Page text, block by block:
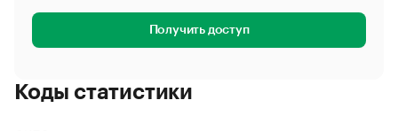
Получить доступ
Коды статистики